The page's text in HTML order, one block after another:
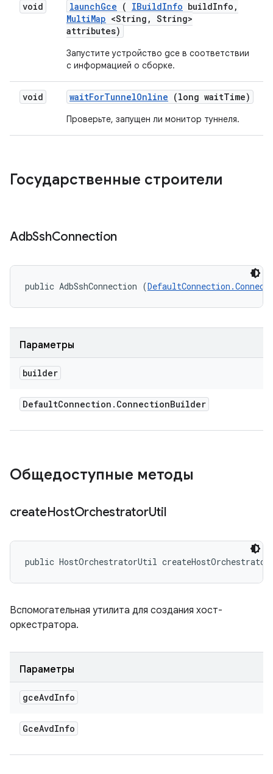
void launchGce ( IBuildInfo buildInfo ,
MultiMap <String , String>
attributes)
Запустите устройство gce в соответствии
с информацией о сборке.
void waitForTunnelOnline (long waitTime)
Проверьте, запущен ли монитор туннеля.
Государственные строители
AdbSshConnection
public AdbSshConnection (
Параметры
builder
DefaultConnection . ConnectionBuilder
Общедоступные методы
createHostOrchestratorUtil
public HostOrchestratorUtil
Вспомогательная утилита для создания хост-
оркестратора.
Параметры
gceAvdInfo
GceAvdInfo